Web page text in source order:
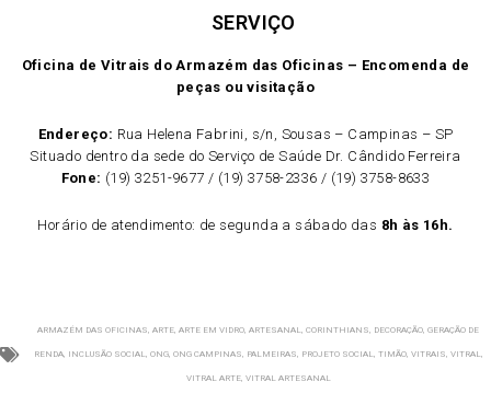
SERVIÇO
Oficina de Vitrais do Armazém das Oficinas – Encomenda de
peças ou visitação
Endereço: Rua Helena Fabrini, s/n, Sousas – Campinas – SP
Situado dentro da sede do Serviço de Saúde Dr. Cândido Ferreira
Fone: (19) 3251-9677 / (19) 3758-2336 / (19) 3758-8633
Horário de atendimento: de segunda a sábado das 8h às 16h.
ARMAZÉM DAS OFICINAS, ARTE, ARTE EM VIDRO, ARTESANAL, CORINTHIANS, DECORAÇÃO, GERAÇÃO DE
RENDA, INCLUSÃO SOCIAL, ONG, ONG CAMPINAS, PALMEIRAS, PROJETO SOCIAL, TIMÃO, VITRAIS, VITRAL,
VITRAL ARTE, VITRAL ARTESANAL